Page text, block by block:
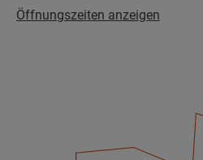
Öffnungszeiten anzeigen